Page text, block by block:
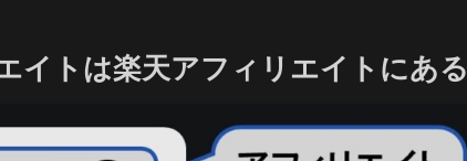
イトは楽天アフィリエイトにある